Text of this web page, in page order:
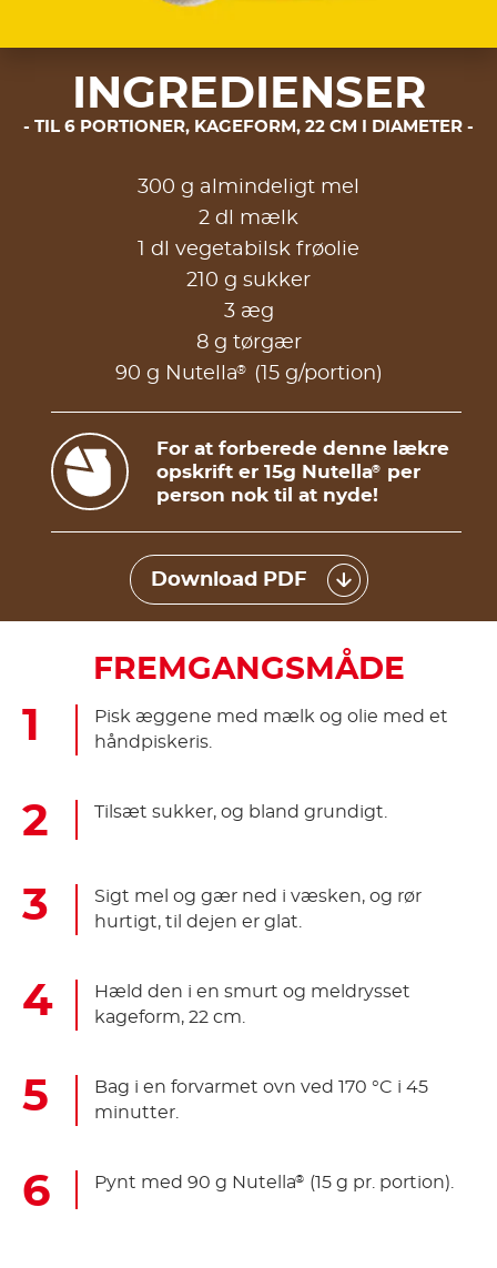
INGREDIENSER
TIL 6 PORTIONER, KAGEFORM, 22 CM I DIAMETER
300 g almindeligt mel
2 dl mælk
1 dl vegetabilsk frøolie
210 g sukker
3 æg
8 g tørgær
90 g Nutella® (15 g/portion)
For at forberede denne lækre
opskrift er 15g Nutella®
per
person nok til at nyde!
Download PDF
FREMGANGSMÅDE
Pisk æggene med mælk og olie med et
håndpiskeris.
Tilsæt sukker, og bland grundigt.
Sigt mel og gær ned i væsken, og rør
hurtigt, til dejen er glat.
Hæld den i en smurt og meldrysset
kageform, 22 cm.
Bag i en forvarmet ovn ved 170 °C i 45
minutter.
Pynt med 90 g Nutella® (15 g pr. portion).